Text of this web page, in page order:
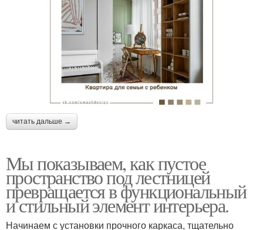
читать дальше →
Мы показываем, как пустое
пространство под лестницей
превращается в функциональный
и стильный элемент интерьера.
Начинаем с установки прочного каркаса, тщательно